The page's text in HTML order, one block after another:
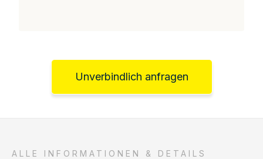
Unverbindlich anfragen
ALLE INFORMATIONEN & DETAILS